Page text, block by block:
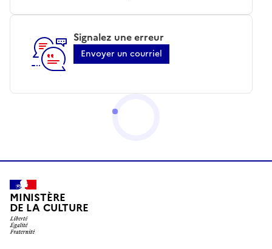
Signalez une erreur
Envoyer un courriel
MINISTÈRE
DE LA CULTURE